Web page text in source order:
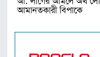
আমানতকারী বিপাকে